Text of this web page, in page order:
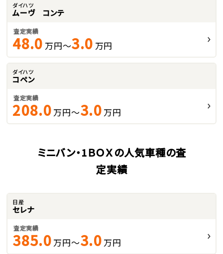
ダイハツ
ムーヴ コンテ
査定実績
48.0 万円～3.0 万円
ダイハツ
コペン
査定実績
208.0 万円～3.0 万円
ミニバン・1ＢＯＸの人気車種の査
定実績
日産
セレナ
査定実績
385.0 万円～3.0 万円